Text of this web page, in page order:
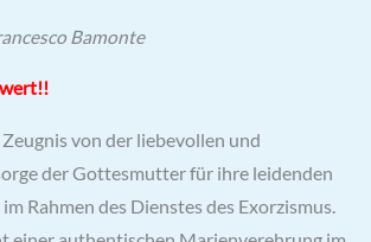
Bamonte
von der liebevollen und
der Gottesmutter für ihre leidenden
Rahmen des Dienstes des Exorzismus.